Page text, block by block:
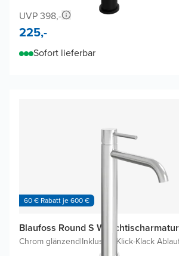
UVP 398,-
225,-
Sofort lieferbar
60 € Rabatt je 600 €
Blaufoss Round S Waschtischarmatur
Chrom glänzend|Inklusive Klick-Klack